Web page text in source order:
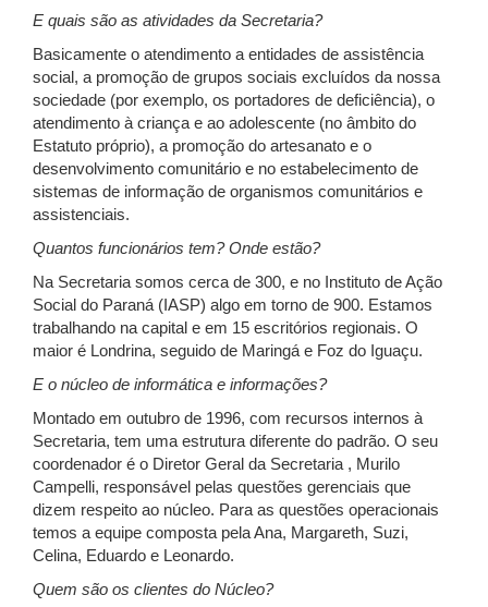
E quais são as atividades da Secretaria?
Basicamente o atendimento a entidades de assistência
social, a promoção de grupos sociais excluídos da nossa
sociedade (por exemplo, os portadores de deficiência), o
atendimento à criança e ao adolescente (no âmbito do
Estatuto próprio), a promoção do artesanato e o
desenvolvimento comunitário e no estabelecimento de
sistemas de informação de organismos comunitários e
assistenciais.
Quantos funcionários tem? Onde estão?
Na Secretaria somos cerca de 300, e no Instituto de Ação
Social do Paraná (IASP) algo em torno de 900. Estamos
trabalhando na capital e em 15 escritórios regionais. O
maior é Londrina, seguido de Maringá e Foz do Iguaçu.
E o núcleo de informática e informações?
Montado em outubro de 1996, com recursos internos à
Secretaria, tem uma estrutura diferente do padrão. O seu
coordenador é o Diretor Geral da Secretaria , Murilo
Campelli, responsável pelas questões gerenciais que
dizem respeito ao núcleo. Para as questões operacionais
temos a equipe composta pela Ana, Margareth, Suzi,
Celina, Eduardo e Leonardo.
Quem são os clientes do Núcleo?